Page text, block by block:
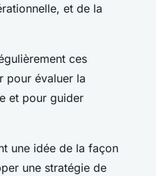
et de la
ces
pour évaluer la
et pour guider
une idée de la façon
une stratégie de